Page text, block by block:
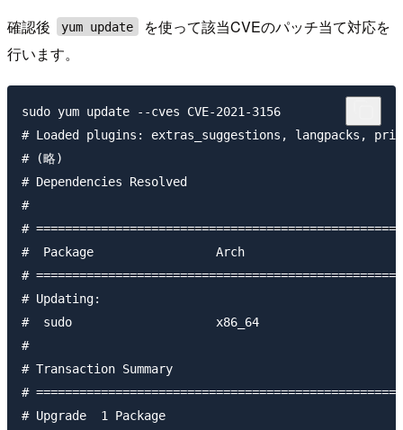
確認後 yum update
を使って該当CVEのパッチ当て対応を
行います。
sudo yum update --cves CVE-2021-3156
# Loaded plugins: extras_suggestions, langpacks,
# (略)
# Dependencies Resolved
#
#
#  Package                 Arch
#
# Updating:
#  sudo                    x86_64
#
# Transaction Summary
#
# Upgrade  1 Package